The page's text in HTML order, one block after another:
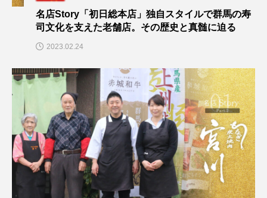
名店Story「初日総本店」独自スタイルで群馬の寿
司文化を支えた老舗店。その歴史と真髄に迫る
2023.02.24